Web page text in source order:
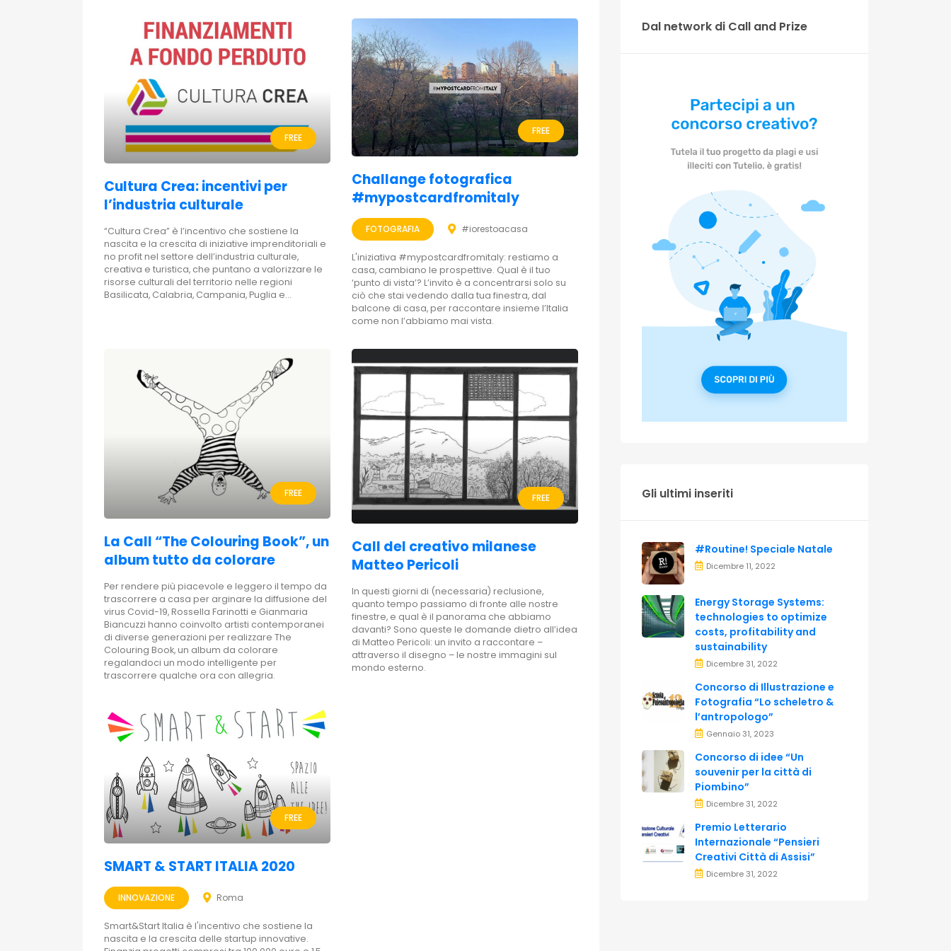
FREE
Cultura Crea: incentivi per
l’industria culturale
“Cultura Crea” è l’incentivo che sostiene la
nascita e la crescita di iniziative imprenditoriali e
no profit nel settore dell’industria culturale,
creativa e turistica, che puntano a valorizzare le
risorse culturali del territorio nelle regioni
Basilicata, Calabria, Campania, Puglia e...
FREE
Challange fotografica
#mypostcardfromitaly
FOTOGRAFIA #iorestoacasa
L'iniziativa #mypostcardfromitaly: restiamo a
casa, cambiano le prospettive. Qual è il tuo
‘punto di vista’? L’invito è a concentrarsi solo su
ciò che stai vedendo dalla tua finestra, dal
balcone di casa, per raccontare insieme l’Italia
come non l’abbiamo mai vista.
FREE
La Call “The Colouring Book”, un
album tutto da colorare
Per rendere più piacevole e leggero il tempo da
trascorrere a casa per arginare la diffusione del
virus Covid-19, Rossella Farinotti e Gianmaria
Biancuzzi hanno coinvolto artisti contemporanei
di diverse generazioni per realizzare The
Colouring Book, un album da colorare
regalandoci un modo intelligente per
trascorrere qualche ora con allegria.
FREE
Call del creativo milanese
Matteo Pericoli
In questi giorni di (necessaria) reclusione,
quanto tempo passiamo di fronte alle nostre
finestre, e qual è il panorama che abbiamo
davanti? Sono queste le domande dietro all’idea
di Matteo Pericoli: un invito a raccontare –
attraverso il disegno – le nostre immagini sul
mondo esterno.
FREE
SMART & START ITALIA 2020
INNOVAZIONE Roma
Smart&Start Italia è l'incentivo che sostiene la
nascita e la crescita delle startup innovative.
Dal network di Call and Prize
Gli ultimi inseriti
#Routine! Speciale Natale
Dicembre 11, 2022
Energy Storage Systems:
technologies to optimize
costs, profitability and
sustainability
Dicembre 31, 2022
Concorso di Illustrazione e
Fotografia “Lo scheletro &
l’antropologo”
Gennaio 31, 2023
Concorso di idee “Un
souvenir per la città di
Piombino”
Dicembre 31, 2022
Premio Letterario
Internazionale “Pensieri
Creativi Città di Assisi”
Dicembre 31, 2022